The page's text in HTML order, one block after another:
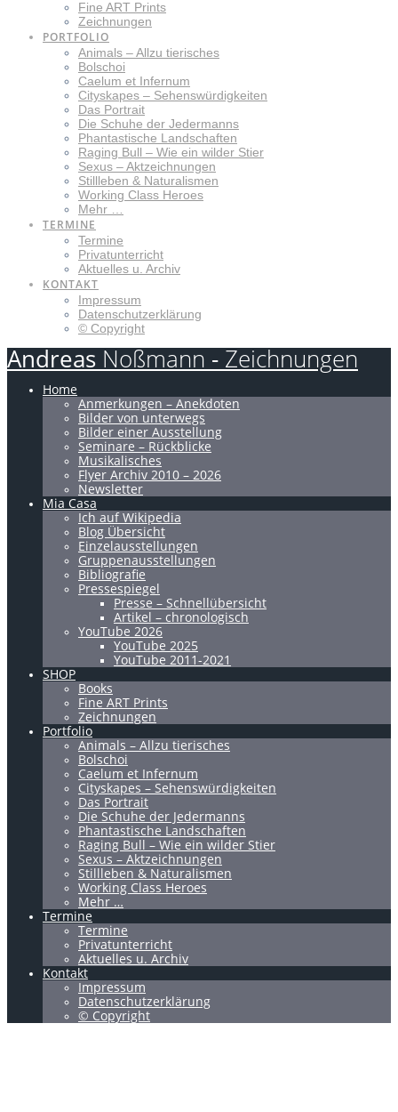
Fine ART Prints
Zeichnungen
PORTFOLIO
Animals – Allzu tierisches
Bolschoi
Caelum et Infernum
Cityskapes – Sehenswürdigkeiten
Das Portrait
Die Schuhe der Jedermanns
Phantastische Landschaften
Raging Bull – Wie ein wilder Stier
Sexus – Aktzeichnungen
Stillleben & Naturalismen
Working Class Heroes
Mehr …
TERMINE
Termine
Privatunterricht
Aktuelles u. Archiv
KONTAKT
Impressum
Datenschutzerklärung
© Copyright
Andreas Noßmann - Zeichnungen
Home
Anmerkungen – Anekdoten
Bilder von unterwegs
Bilder einer Ausstellung
Seminare – Rückblicke
Musikalisches
Flyer Archiv 2010 – 2026
Newsletter
Mia Casa
Ich auf Wikipedia
Blog Übersicht
Einzelausstellungen
Gruppenausstellungen
Bibliografie
Pressespiegel
Presse – Schnellübersicht
Artikel – chronologisch
YouTube 2026
YouTube 2025
YouTube 2011-2021
SHOP
Books
Fine ART Prints
Zeichnungen
Portfolio
Animals – Allzu tierisches
Bolschoi
Caelum et Infernum
Cityskapes – Sehenswürdigkeiten
Das Portrait
Die Schuhe der Jedermanns
Phantastische Landschaften
Raging Bull – Wie ein wilder Stier
Sexus – Aktzeichnungen
Stillleben & Naturalismen
Working Class Heroes
Mehr …
Termine
Termine
Privatunterricht
Aktuelles u. Archiv
Kontakt
Impressum
Datenschutzerklärung
© Copyright